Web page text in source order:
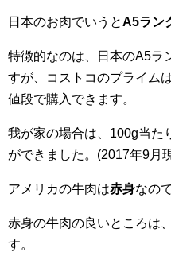
日本のお肉でいうとA5ラン
特徴的なのは、日本のA5ラ
すが、コストコのプライム
値段で購入できます。
我が家の場合は、100g当た
ができました。(2017年9月
アメリカの牛肉は赤身なの
赤身の牛肉の良いところは、
す。